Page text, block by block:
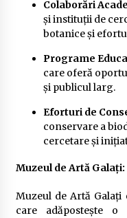
Colaborări
și instituții de
botanice și
Programe
care oferă
și publicul larg.
Eforturi de
conservare a
cercetare și
Muzeul de Artă
Muzeul de Artă
care adăpostește o